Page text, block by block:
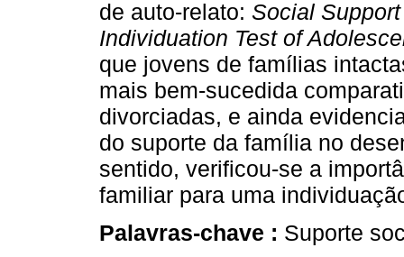
de auto-relato: Social
Individuation Test of
que jovens de famílias
mais bem-sucedida
divorciadas, e ainda
do suporte da família no
sentido, verificou-se a
familiar para uma
Palavras-chave : Suporte